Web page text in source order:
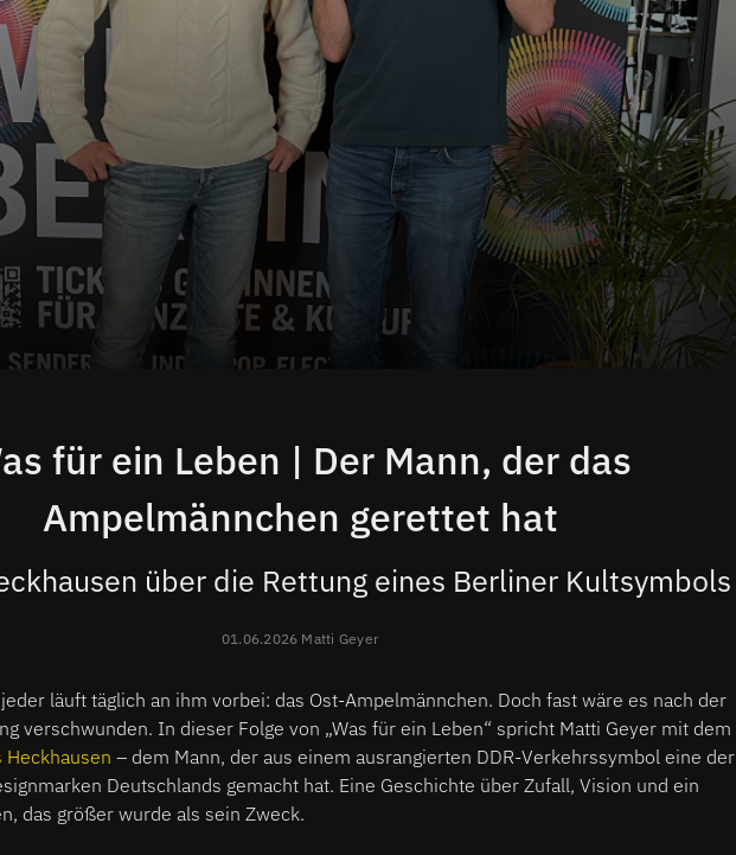
für ein Leben | Der Mann, der das
Ampelmännchen gerettet hat
über die Rettung eines Berliner Kultsymbols
01.06.2026 Matti Geyer
läuft täglich an ihm vorbei: das Ost-Ampelmännchen. Doch fast wäre es nach der
verschwunden. In dieser Folge von „Was für ein Leben“ spricht Matti Geyer mit dem
Heckhausen – dem Mann, der aus einem ausrangierten DDR-Verkehrssymbol eine der
Deutschlands gemacht hat. Eine Geschichte über Zufall, Vision und ein
das größer wurde als sein Zweck.